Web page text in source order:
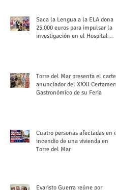
Saca la Lengua a la ELA dona
25.000 euros para impulsar la
investigación en el Hospital
Torre del Mar presenta el cartel
anunciador del XXXI Certamen
Gastronómico de su Feria
Cuatro personas afectadas en el
incendio de una vivienda en
Torre del Mar
Evaristo Guerra reúne por